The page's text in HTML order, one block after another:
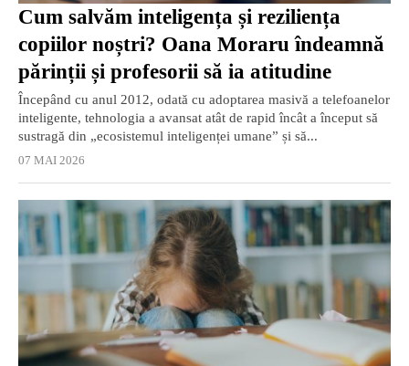
Cum salvăm inteligența și reziliența
copiilor noștri? Oana Moraru îndeamnă
părinții și profesorii să ia atitudine
Începând cu anul 2012, odată cu adoptarea masivă a telefoanelor
inteligente, tehnologia a avansat atât de rapid încât a început să
sustragă din „ecosistemul inteligenței umane” și să...
07 MAI 2026
EXCLUSIV